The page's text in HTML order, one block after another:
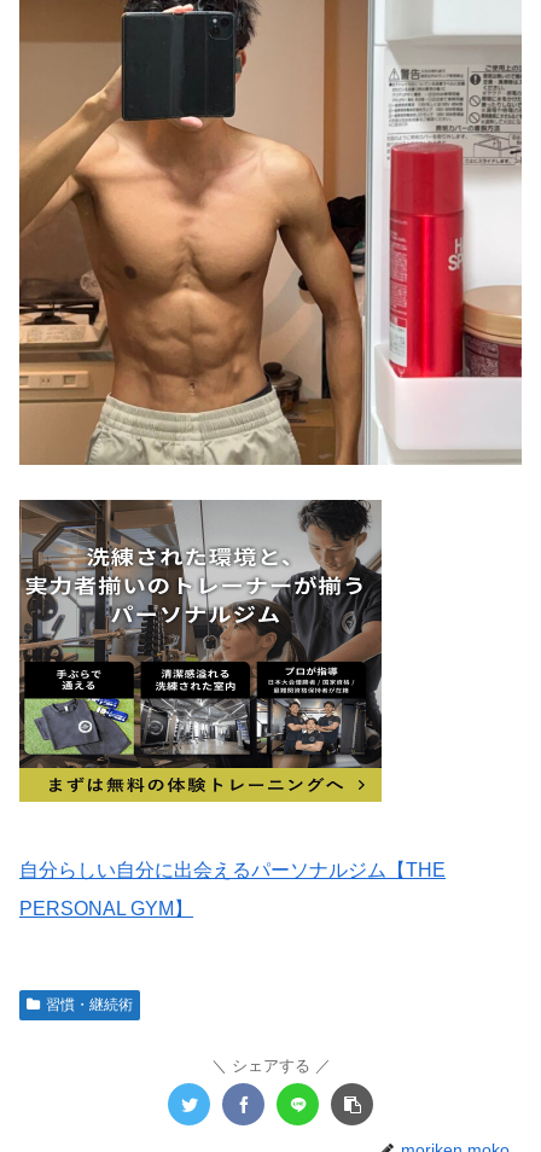
自分らしい自分に出会えるパーソナルジム【THE
PERSONAL GYM】
習慣・継続術
シェアする